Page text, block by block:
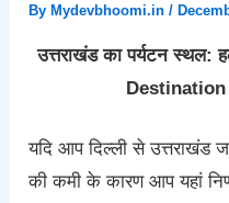
ByMydevbhoomi.in/
उत्तराखंड का पर्यटन स्थल:
यदि आप दिल्ली से उत्तराखंड
की कमी के कारण आप यहां